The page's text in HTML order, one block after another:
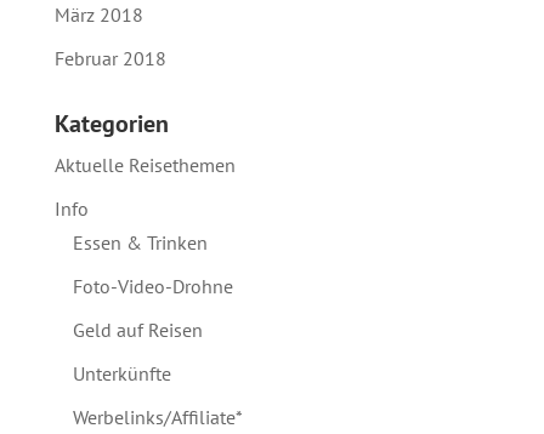
März 2018
Februar 2018
Kategorien
Aktuelle Reisethemen
Info
Essen & Trinken
Foto-Video-Drohne
Geld auf Reisen
Unterkünfte
Werbelinks/Affiliate*